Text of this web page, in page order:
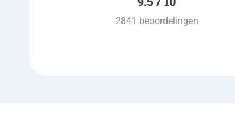
2841 beoordelingen
Ad van Venrooij